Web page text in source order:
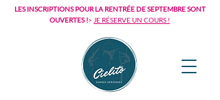
LES INSCRIPTIONS POUR LA RENTRÉE DE SEPTEMBRE SONT
OUVERTES !> JE RÉSERVE UN COURS !